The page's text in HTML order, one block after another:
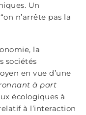
Un
n’arrête pas la
la
sociétés
en vue d’une
à part
écologiques à
à l’interaction